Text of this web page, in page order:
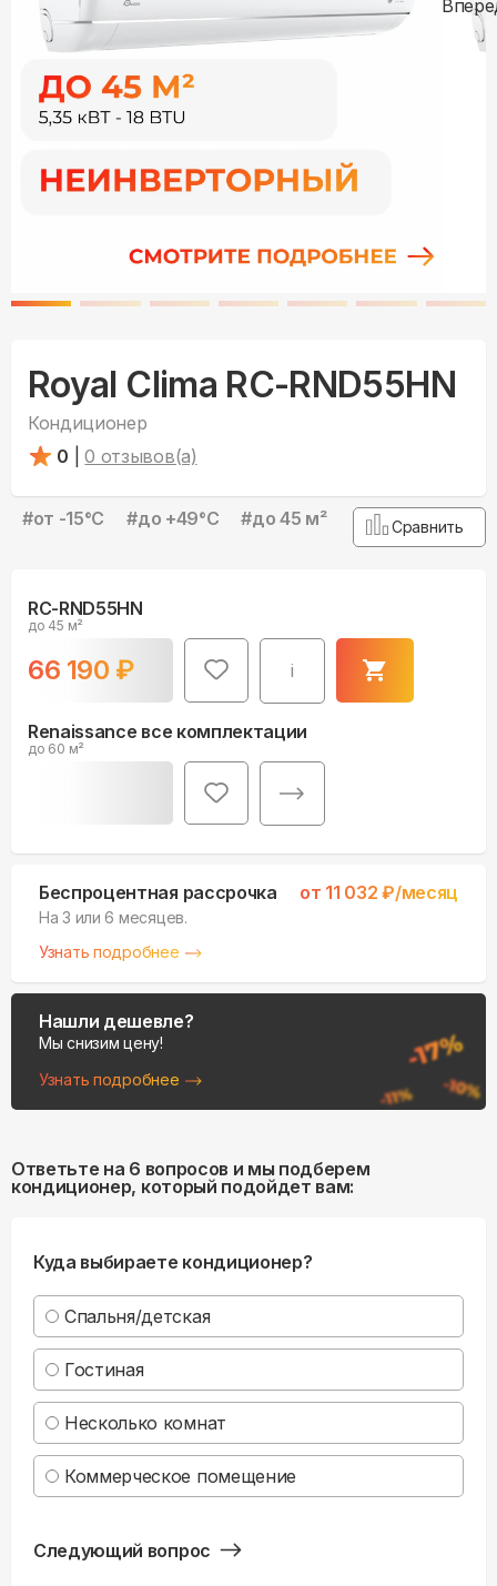
Royal Clima RC-RND55HN
Кондиционер
0
0 отзывов(а)
#от -15°С #до +49°С #до 45 м² Сравнить
RC-RND55HN
до 45 м²
66 190 ₽ i
Renaissance все комплектации
до 60 м²
Беспроцентная рассрочка от 11 032 ₽/месяц
На 3 или 6 месяцев.
Узнать подробнее
Нашли дешевле?
Мы снизим цену!
Узнать подробнее
Ответьте на 6 вопросов и мы подберем
кондиционер, который подойдет вам:
Куда выбираете кондиционер?
Спальня/детская
Гостиная
Несколько комнат
Коммерческое помещение
Следующий вопрос